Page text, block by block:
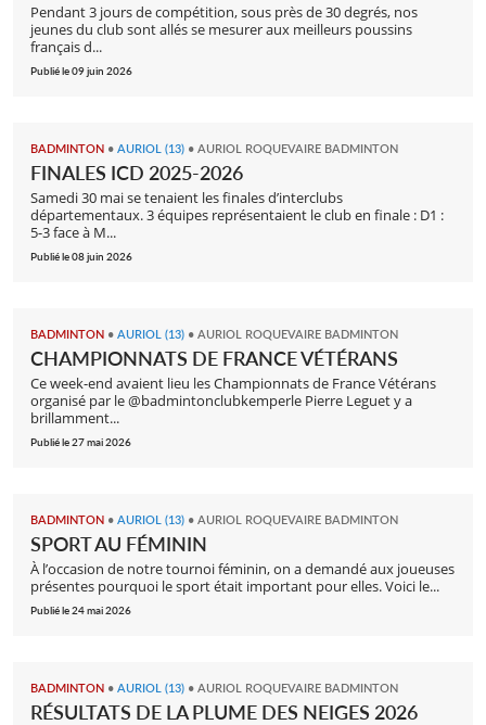
Pendant 3 jours de compétition, sous près de 30 degrés, nos
jeunes du club sont allés se mesurer aux meilleurs poussins
français d...
Publié le 09 juin 2026
BADMINTON • AURIOL (13) • AURIOL ROQUEVAIRE BADMINTON
FINALES ICD 2025-2026
Samedi 30 mai se tenaient les finales d’interclubs
départementaux. 3 équipes représentaient le club en finale : D1 :
5-3 face à M...
Publié le 08 juin 2026
BADMINTON • AURIOL (13) • AURIOL ROQUEVAIRE BADMINTON
CHAMPIONNATS DE FRANCE VÉTÉRANS
Ce week-end avaient lieu les Championnats de France Vétérans
organisé par le @badmintonclubkemperle Pierre Leguet y a
brillamment...
Publié le 27 mai 2026
BADMINTON • AURIOL (13) • AURIOL ROQUEVAIRE BADMINTON
SPORT AU FÉMININ
À l’occasion de notre tournoi féminin, on a demandé aux joueuses
présentes pourquoi le sport était important pour elles. Voici le...
Publié le 24 mai 2026
BADMINTON • AURIOL (13) • AURIOL ROQUEVAIRE BADMINTON
RÉSULTATS DE LA PLUME DES NEIGES 2026